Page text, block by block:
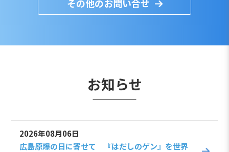
その他のお問い合せ
お知らせ
2026年08月06日
広島原爆の日に寄せて 『はだしのゲン』を世界